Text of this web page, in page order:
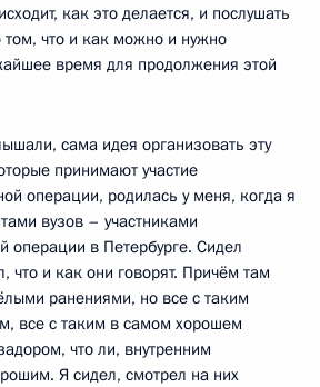
как это делается, и послушать
что и как можно и нужно
время для продолжения этой
сама идея организовать эту
принимают участие
операции, родилась у меня, когда я
вузов – участниками
операции в Петербурге. Сидел
что и как они говорят. Причём там
ранениями, но все с таким
все с таким в самом хорошем
что ли, внутренним
Я сидел, смотрел на них